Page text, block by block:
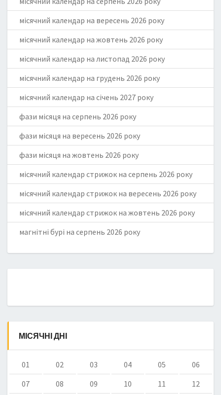
місячний календар на вересень 2026 року
місячний календар на жовтень 2026 року
місячний календар на листопад 2026 року
місячний календар на грудень 2026 року
місячний календар на січень 2027 року
фази місяця на серпень 2026 року
фази місяця на вересень 2026 року
фази місяця на жовтень 2026 року
місячний календар стрижок на серпень 2026 року
місячний календар стрижок на вересень 2026 року
місячний календар стрижок на жовтень 2026 року
магнітні бурі на серпень 2026 року
МІСЯЧНІ ДНІ
01 02 03 04 05
06
07
08 09 10 11
12